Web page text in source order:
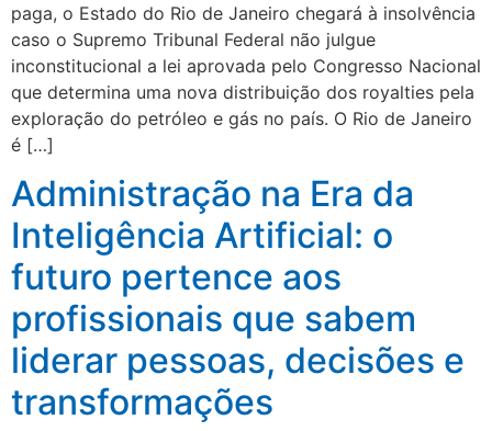
paga, o Estado do Rio de Janeiro chegará à insolvência
caso o Supremo Tribunal Federal não julgue
inconstitucional a lei aprovada pelo Congresso Nacional
que determina uma nova distribuição dos royalties pela
exploração do petróleo e gás no país. O Rio de Janeiro
é […]
Administração na Era da
Inteligência Artificial: o
futuro pertence aos
profissionais que sabem
liderar pessoas, decisões e
transformações